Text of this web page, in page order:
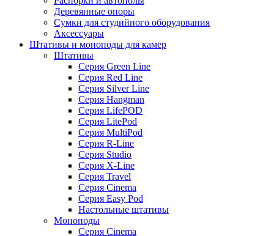
Деревянные опоры
Сумки для студийного оборудования
Аксессуары
Штативы и моноподы для камер
Штативы
Серия Green Line
Серия Red Line
Серия Silver Line
Серия Hangman
Серия LifePOD
Серия LitePod
Серия MultiPod
Серия R-Line
Серия Studio
Серия X-Line
Серия Travel
Серия Cinema
Серия Easy Pod
Настольные штативы
Моноподы
Серия Cinema